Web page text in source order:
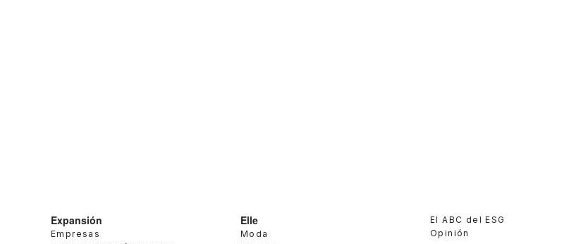
Expansión
Empresas
Elle
Moda
El ABC del ESG
Opinión